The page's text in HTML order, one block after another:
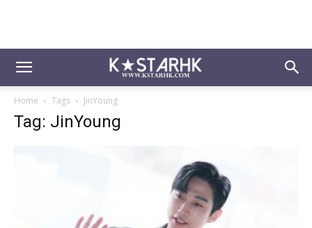
Home Tags JinYoung
Tag: JinYoung